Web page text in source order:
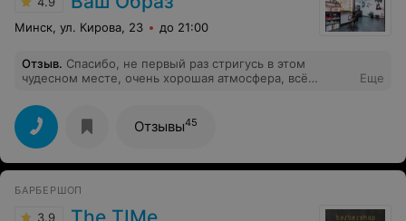
Минск, ул. Кирова, 23 до 21:00
Отзыв. Спасибо, не первый раз стригусь в этом
чудесном месте, очень хорошая атмосфера, всё
работы, за приемлемые деньги.
Еще
Отзывы45
БАРБЕРШОП
3.9